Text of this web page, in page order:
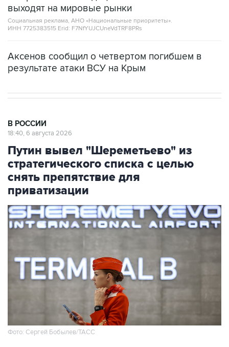
ИНН 7725383515 Erid: F7NfYUJCUneVdTRF8PRs
Путин вывел "Шереметьево" из
стратегического списка с целью
снять препятствие для
приватизации
Фото: Сергей Бобылев/ТАСС
Москва. 6 августа. INTERFAX.RU - Президент